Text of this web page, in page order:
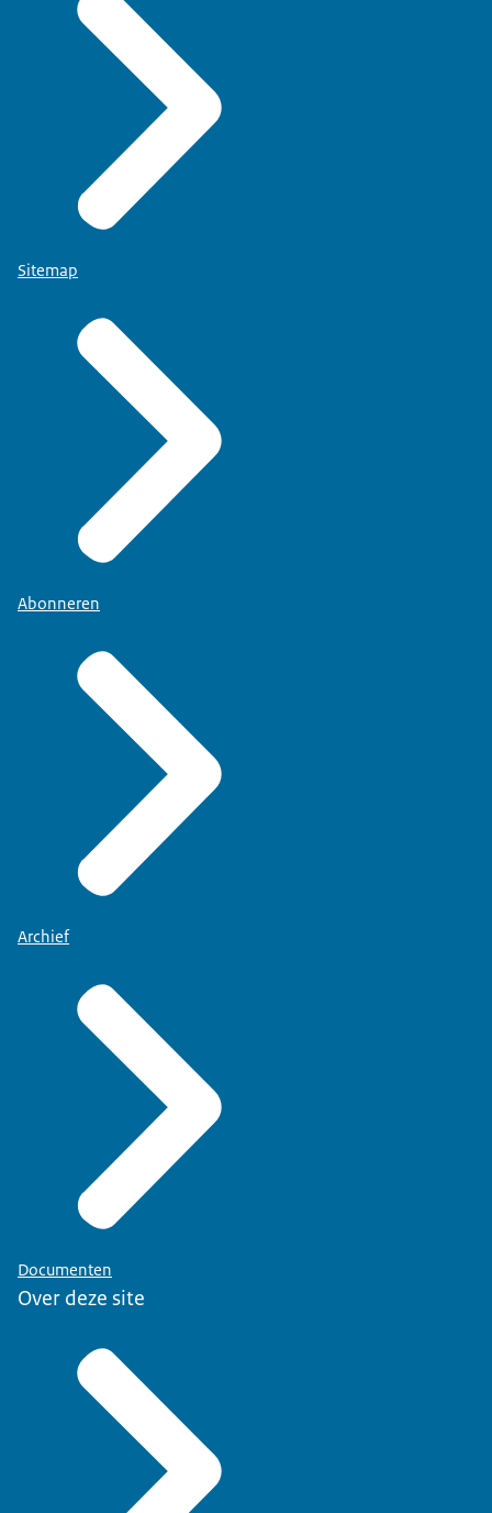
Sitemap
Abonneren
Archief
Documenten
Over deze site